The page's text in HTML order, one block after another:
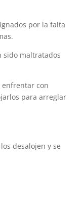
por la falta
sido maltratados
enfrentar con
para arreglar
desalojen y se